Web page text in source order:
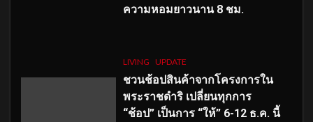
ความหอมยาวนาน 8 ชม.
LIVING UPDATE
ชวนช้อปสินค้าจากโครงการใน
พระราชดำริ เปลี่ยนทุกการ
“ช้อป” เป็นการ “ให้” 6-12 ธ.ค. นี้